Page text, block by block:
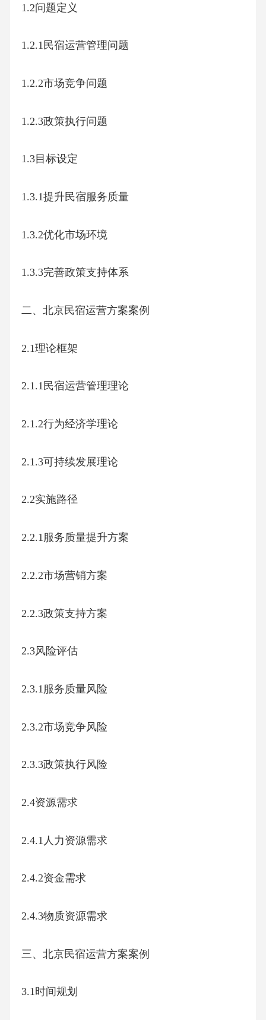
1.2问题定义
1.2.1民宿运营管理问题
1.2.2市场竞争问题
1.2.3政策执行问题
1.3目标设定
1.3.1提升民宿服务质量
1.3.2优化市场环境
1.3.3完善政策支持体系
二、北京民宿运营方案案例
2.1理论框架
2.1.1民宿运营管理理论
2.1.2行为经济学理论
2.1.3可持续发展理论
2.2实施路径
2.2.1服务质量提升方案
2.2.2市场营销方案
2.2.3政策支持方案
2.3风险评估
2.3.1服务质量风险
2.3.2市场竞争风险
2.3.3政策执行风险
2.4资源需求
2.4.1人力资源需求
2.4.2资金需求
2.4.3物质资源需求
三、北京民宿运营方案案例
3.1时间规划